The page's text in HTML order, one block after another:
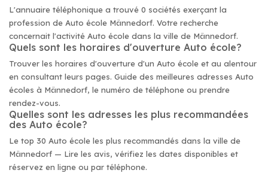
L'annuaire téléphonique a trouvé 0 sociétés exerçant la
profession de Auto école Männedorf. Votre recherche
concernait l'activité Auto école dans la ville de Männedorf.
Quels sont les horaires d'ouverture Auto école?
Trouver les horaires d'ouverture d'un Auto école et au alentour
en consultant leurs pages. Guide des meilleures adresses Auto
écoles à Männedorf, le numéro de téléphone ou prendre
rendez-vous.
Quelles sont les adresses les plus recommandées
des Auto école?
Le top 30 Auto école les plus recommandés dans la ville de
Männedorf — Lire les avis, vérifiez les dates disponibles et
réservez en ligne ou par téléphone.